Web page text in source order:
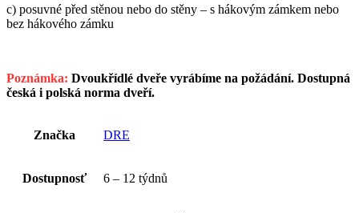
c) posuvné před stěnou nebo do stěny – s hákovým zámkem nebo
bez hákového zámku
Poznámka: Dvoukřídlé dveře vyrábíme na požádání. Dostupná
česká i polská norma dveří.
Značka DRE
Dostupnosť 6 – 12 týdnů